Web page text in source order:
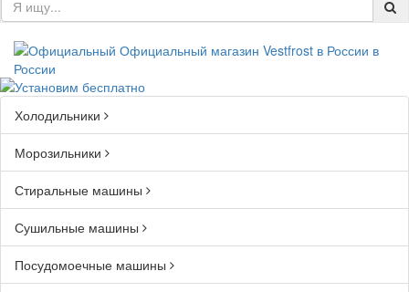
Холодильники
Морозильники
Стиральные машины
Сушильные машины
Посудомоечные машины